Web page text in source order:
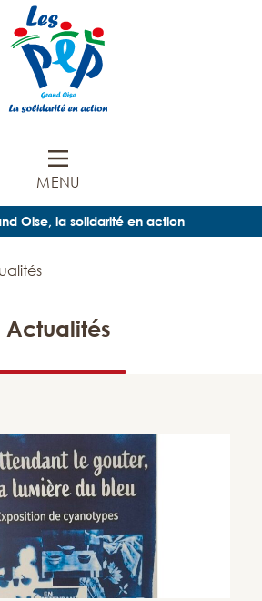
MENU
Oise, la solidarité en action
Actualités